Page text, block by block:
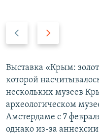
д
ы
д
у
щ
и
д
у
ю
щ
и
й
Выставка «Крым:
которой
нескольких музеев
археологическом
Амстердаме с 7
однако из-за